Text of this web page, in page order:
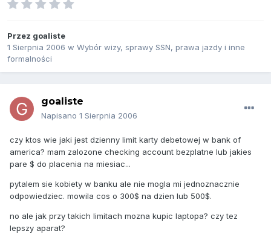
Przez goaliste
1 Sierpnia 2006 w Wybór wizy, sprawy SSN, prawa jazdy i inne
formalności
goaliste
Napisano 1 Sierpnia 2006
czy ktos wie jaki jest dzienny limit karty debetowej w bank of
america? mam zalozone checking account bezplatne lub jakies
pare $ do placenia na miesiac...
pytalem sie kobiety w banku ale nie mogla mi jednoznacznie
odpowiedziec. mowila cos o 300$ na dzien lub 500$.
no ale jak przy takich limitach mozna kupic laptopa? czy tez
lepszy aparat?